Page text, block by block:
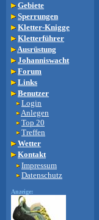
Gebiete
Sperrungen
Kletter-Knigge
Kletterführer
Ausrüstung
Johanniswacht
Forum
Links
Benutzer
Login
Anlegen
Top 20
Treffen
Wetter
Kontakt
Impressum
Datenschutz
Anzeige: